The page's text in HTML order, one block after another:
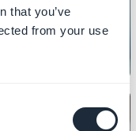
that you’ve
from your use